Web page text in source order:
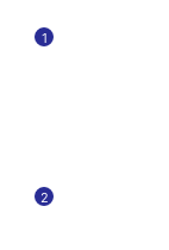
1
2